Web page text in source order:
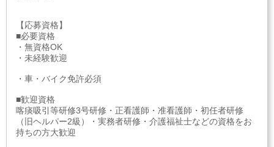
【応募資格】
■必要資格
・無資格OK
・未経験歓迎
・車・バイク免許必須
■歓迎資格
喀痰吸引等研修3号研修・正看護師・准看護師・初任者研修
（旧ヘルパー2級）・実務者研修・介護福祉士などの資格をお
持ちの方大歓迎